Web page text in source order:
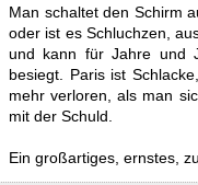
Man schaltet den Schirm
oder ist es Schluchzen,
und kann für Jahre und
besiegt. Paris ist
mehr verloren, als man
mit der Schuld.
Ein großartiges, ernstes,